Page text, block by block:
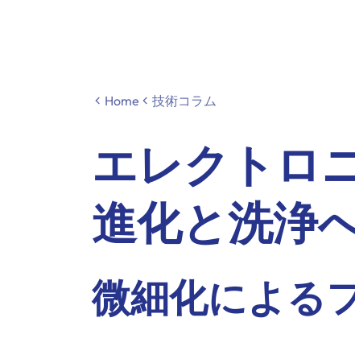
Home 技術コラム
エレクトロ
進化と洗浄
微細化による